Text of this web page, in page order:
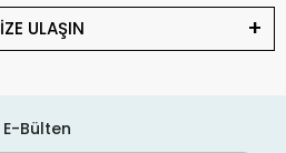
ULAŞIN
E-Bülten